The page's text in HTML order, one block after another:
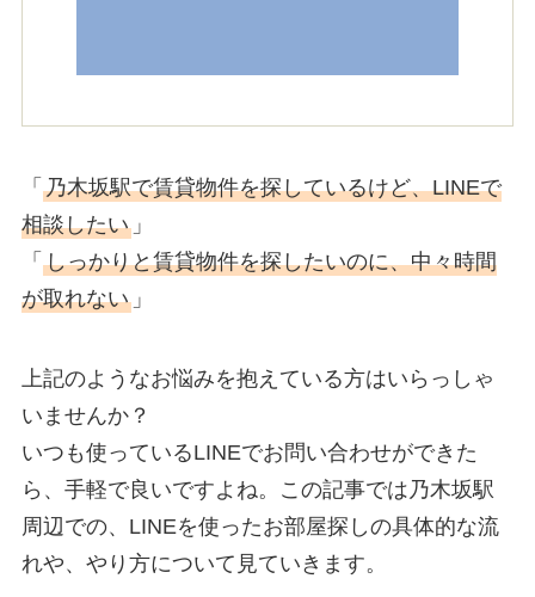
「 乃木坂駅で賃貸物件を探しているけど、LINEで
相談したい」
「 しっかりと賃貸物件を探したいのに、中々時間
が取れない」
上記のようなお悩みを抱えている方はいらっしゃ
いませんか？
いつも使っているLINEでお問い合わせができた
ら、手軽で良いですよね。この記事では乃木坂駅
周辺での、LINEを使ったお部屋探しの具体的な流
れや、やり方について見ていきます。